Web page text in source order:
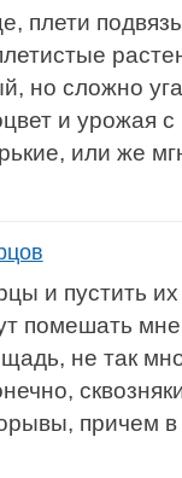
плети
но сложно
и урожая с
или же
и пустить
помешать
не так
причем